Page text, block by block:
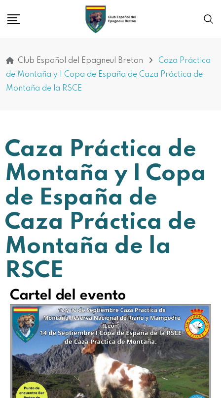
Club Español del Epagneul Breton
Caza Práctica
de Montaña y I Copa de España de Caza Práctica de
Montaña de la RSCE
Caza Práctica de
Montaña y I Copa
de España de
Caza Práctica de
Montaña de la
RSCE
Cartel del evento